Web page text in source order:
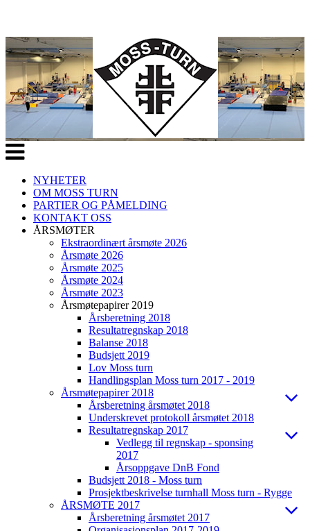
Veksle
navigasjon
NYHETER
OM MOSS TURN
PARTIER OG PÅMELDING
KONTAKT OSS
ÅRSMØTER
Ekstraordinært årsmøte 2026
Årsmøte 2026
Årsmøte 2025
Årsmøte 2024
Årsmøte 2023
Årsmøtepapirer 2019
Årsberetning 2018
Resultatregnskap 2018
Balanse 2018
Budsjett 2019
Lov Moss turn
Handlingsplan Moss turn 2017 - 2019
Årsmøtepapirer 2018
Årsberetning årsmøtet 2018
Underskrevet protokoll årsmøtet 2018
Resultatregnskap 2017
Vedlegg til regnskap - sponsing
2017
Årsoppgave DnB Fond
Budsjett 2018 - Moss turn
Prosjektbeskrivelse turnhall Moss turn - Rygge
ÅRSMØTE 2017
Årsberetning årsmøtet 2017